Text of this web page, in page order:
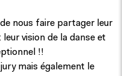
nous faire partager leur
vision de la danse et
!!
mais également le